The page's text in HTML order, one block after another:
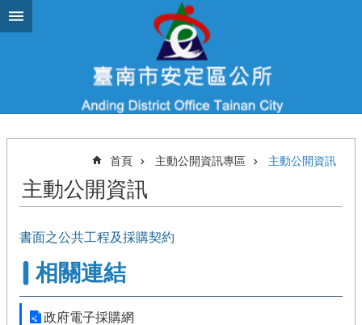
跳到主要內容區塊
首頁 主動公開資訊專區 主動公開資訊
主動公開資訊
書面之公共工程及採購契約
相關連結
政府電子採購網